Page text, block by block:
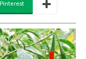
Pinterest